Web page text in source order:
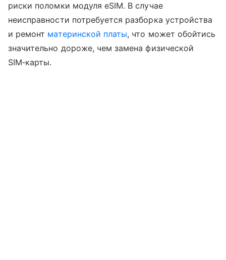
риски поломки модуля eSIM. В случае
неисправности потребуется разборка устройства
и ремонт материнской платы, что может обойтись
значительно дороже, чем замена физической
SIM‑карты.